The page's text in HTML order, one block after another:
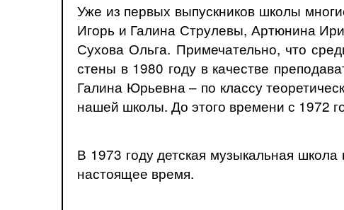
Уже из первых выпускников школы
Игорь и Галина Струлевы, Артюнина
Сухова Ольга. Примечательно, что
стены в 1980 году в качестве
Галина Юрьевна – по классу
нашей школы. До этого времени с 1972
В 1973 году детская музыкальная
настоящее время.